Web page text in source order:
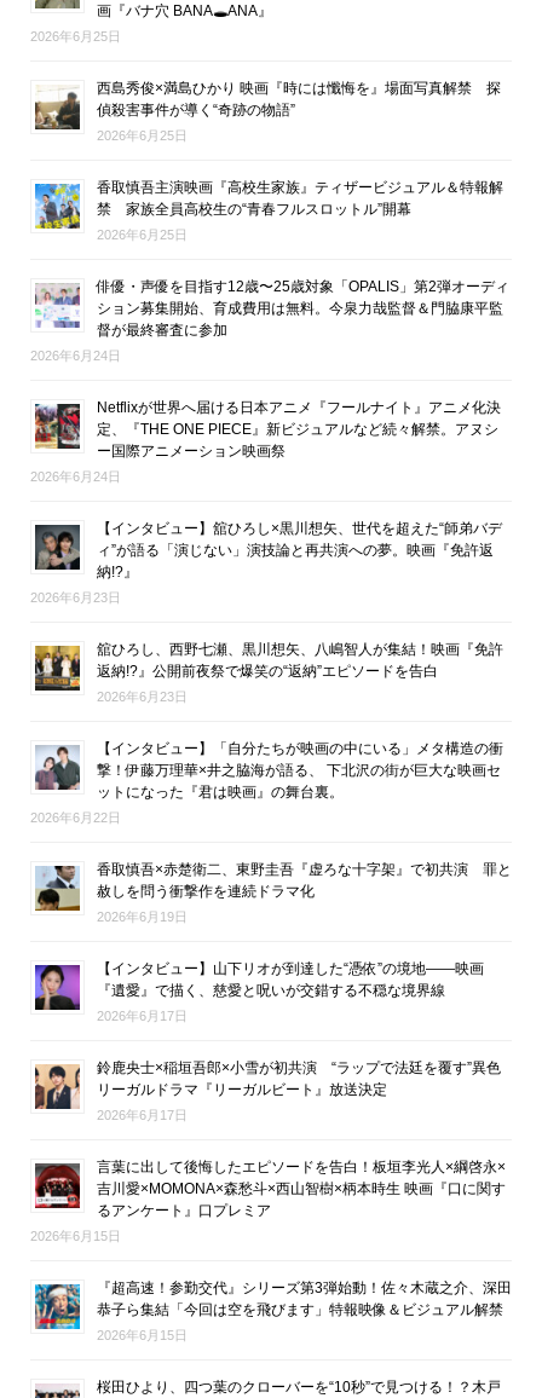
画『バナ穴 BANA🕳ANA』
2026年6月25日
西島秀俊×満島ひかり 映画『時には懺悔を』場面写真解禁 探
偵殺害事件が導く“奇跡の物語”
2026年6月25日
香取慎吾主演映画『高校生家族』ティザービジュアル＆特報解
禁 家族全員高校生の“青春フルスロットル”開幕
2026年6月25日
俳優・声優を目指す12歳〜25歳対象「OPALIS」第2弾オーディ
ション募集開始、育成費用は無料。今泉力哉監督＆門脇康平監
督が最終審査に参加
2026年6月24日
Netflixが世界へ届ける日本アニメ『フールナイト』アニメ化決
定、『THE ONE PIECE』新ビジュアルなど続々解禁。アヌシ
ー国際アニメーション映画祭
2026年6月24日
【インタビュー】舘ひろし×黒川想矢、世代を超えた“師弟バデ
ィ”が語る「演じない」演技論と再共演への夢。映画『免許返
納!?』
2026年6月23日
舘ひろし、西野七瀬、黒川想矢、八嶋智人が集結！映画『免許
返納!?』公開前夜祭で爆笑の“返納”エピソードを告白
2026年6月23日
【インタビュー】「自分たちが映画の中にいる」メタ構造の衝
撃！伊藤万理華×井之脇海が語る、 下北沢の街が巨大な映画セ
ットになった『君は映画』の舞台裏。
2026年6月22日
香取慎吾×赤楚衛二、東野圭吾『虚ろな十字架』で初共演 罪と
赦しを問う衝撃作を連続ドラマ化
2026年6月19日
【インタビュー】山下リオが到達した“憑依”の境地――映画
『遺愛』で描く、慈愛と呪いが交錯する不穏な境界線
2026年6月17日
鈴鹿央士×稲垣吾郎×小雪が初共演 “ラップで法廷を覆す”異色
リーガルドラマ『リーガルビート』放送決定
2026年6月17日
言葉に出して後悔したエピソードを告白！板垣李光人×綱啓永×
吉川愛×MOMONA×森愁斗×西山智樹×柄本時生 映画『口に関す
るアンケート』口プレミア
2026年6月15日
『超高速！参勤交代』シリーズ第3弾始動！佐々木蔵之介、深田
恭子ら集結「今回は空を飛びます」特報映像＆ビジュアル解禁
2026年6月15日
桜田ひより、四つ葉のクローバーを“10秒”で見つける！？木戸